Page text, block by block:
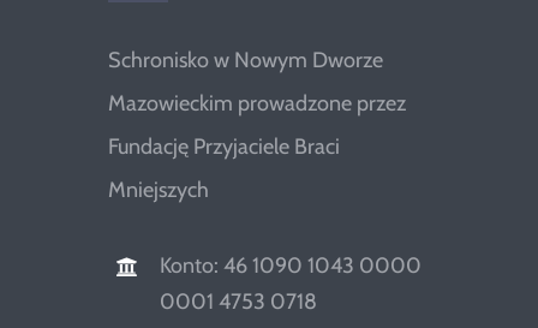
Schronisko w Nowym Dworze
Mazowieckim prowadzone przez
Fundację Przyjaciele Braci
Mniejszych
Konto: 46 1090 1043 0000
0001 4753 0718